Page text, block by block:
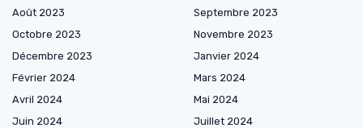
Août 2023
Septembre 2023
Octobre 2023
Novembre 2023
Décembre 2023
Janvier 2024
Février 2024
Mars 2024
Avril 2024
Mai 2024
Juin 2024
Juillet 2024